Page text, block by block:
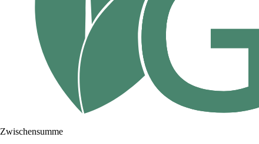
Zwischensumme